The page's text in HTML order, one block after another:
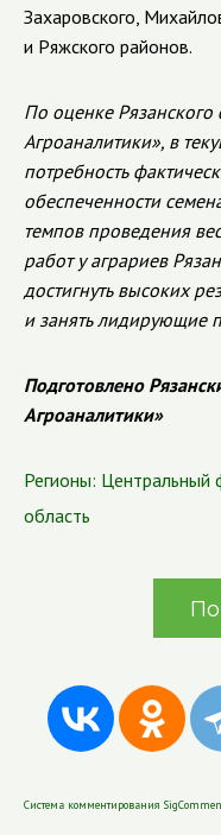
Захаровского,
и Ряжского районов.
По оценке
Агроаналитики», в
потребность
обеспеченности
темпов проведения
работ у аграриев
достигнуть высоких
и занять лидирующие
Подготовлено
Агроаналитики»
Регионы: Центральный
область
Система комментирования